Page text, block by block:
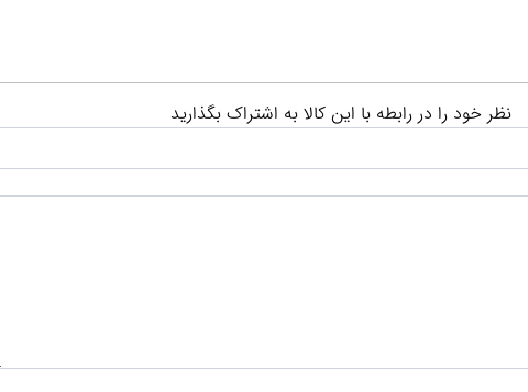
نظر خود را در رابطه با این کالا به اشتراک بگذارید